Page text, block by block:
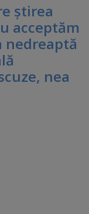
ştirea
acceptăm
nedreaptă
nea